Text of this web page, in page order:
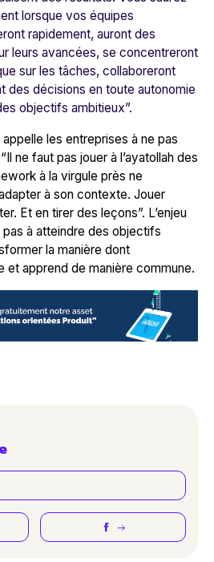
lorsque vos équipes
rapidement, auront des
leurs avancées, se concentreront
sur les tâches, collaboreront
des décisions en toute autonomie
objectifs ambitieux”.
appelle les entreprises à ne pas
Il ne faut pas jouer à l’ayatollah des
à la virgule près ne
à son contexte. Jouer
Et en tirer des leçons”. L’enjeu
à atteindre des objectifs
la manière dont
et apprend de manière commune.